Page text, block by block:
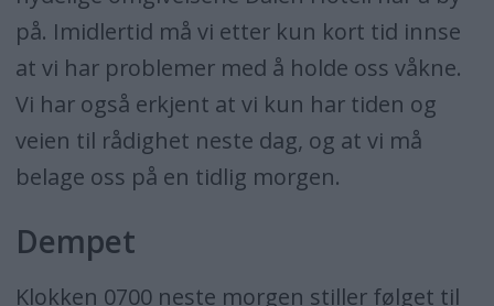
på. Imidlertid må vi etter kun kort tid innse
at vi har problemer med å holde oss våkne.
Vi har også erkjent at vi kun har tiden og
veien til rådighet neste dag, og at vi må
belage oss på en tidlig morgen.
Dempet
Klokken 0700 neste morgen stiller følget til